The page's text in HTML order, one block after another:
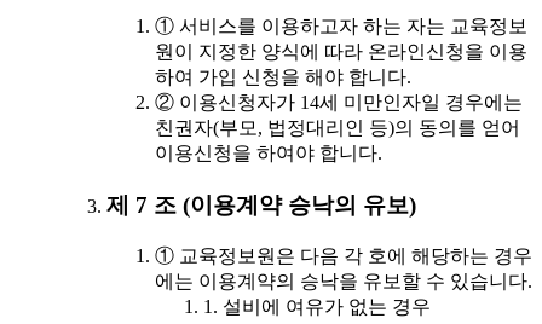
① 서비스를 이용하고자 하는 자는 교육정보
원이 지정한 양식에 따라 온라인신청을 이용
하여 가입 신청을 해야 합니다.
② 이용신청자가 14세 미만인자일 경우에는
친권자(부모, 법정대리인 등)의 동의를 얻어
이용신청을 하여야 합니다.
제 7 조 (이용계약 승낙의 유보)
① 교육정보원은 다음 각 호에 해당하는 경우
에는 이용계약의 승낙을 유보할 수 있습니다.
1. 설비에 여유가 없는 경우